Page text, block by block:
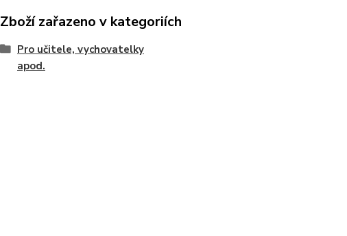
Zboží zařazeno v kategoriích
Pro učitele, vychovatelky
apod.